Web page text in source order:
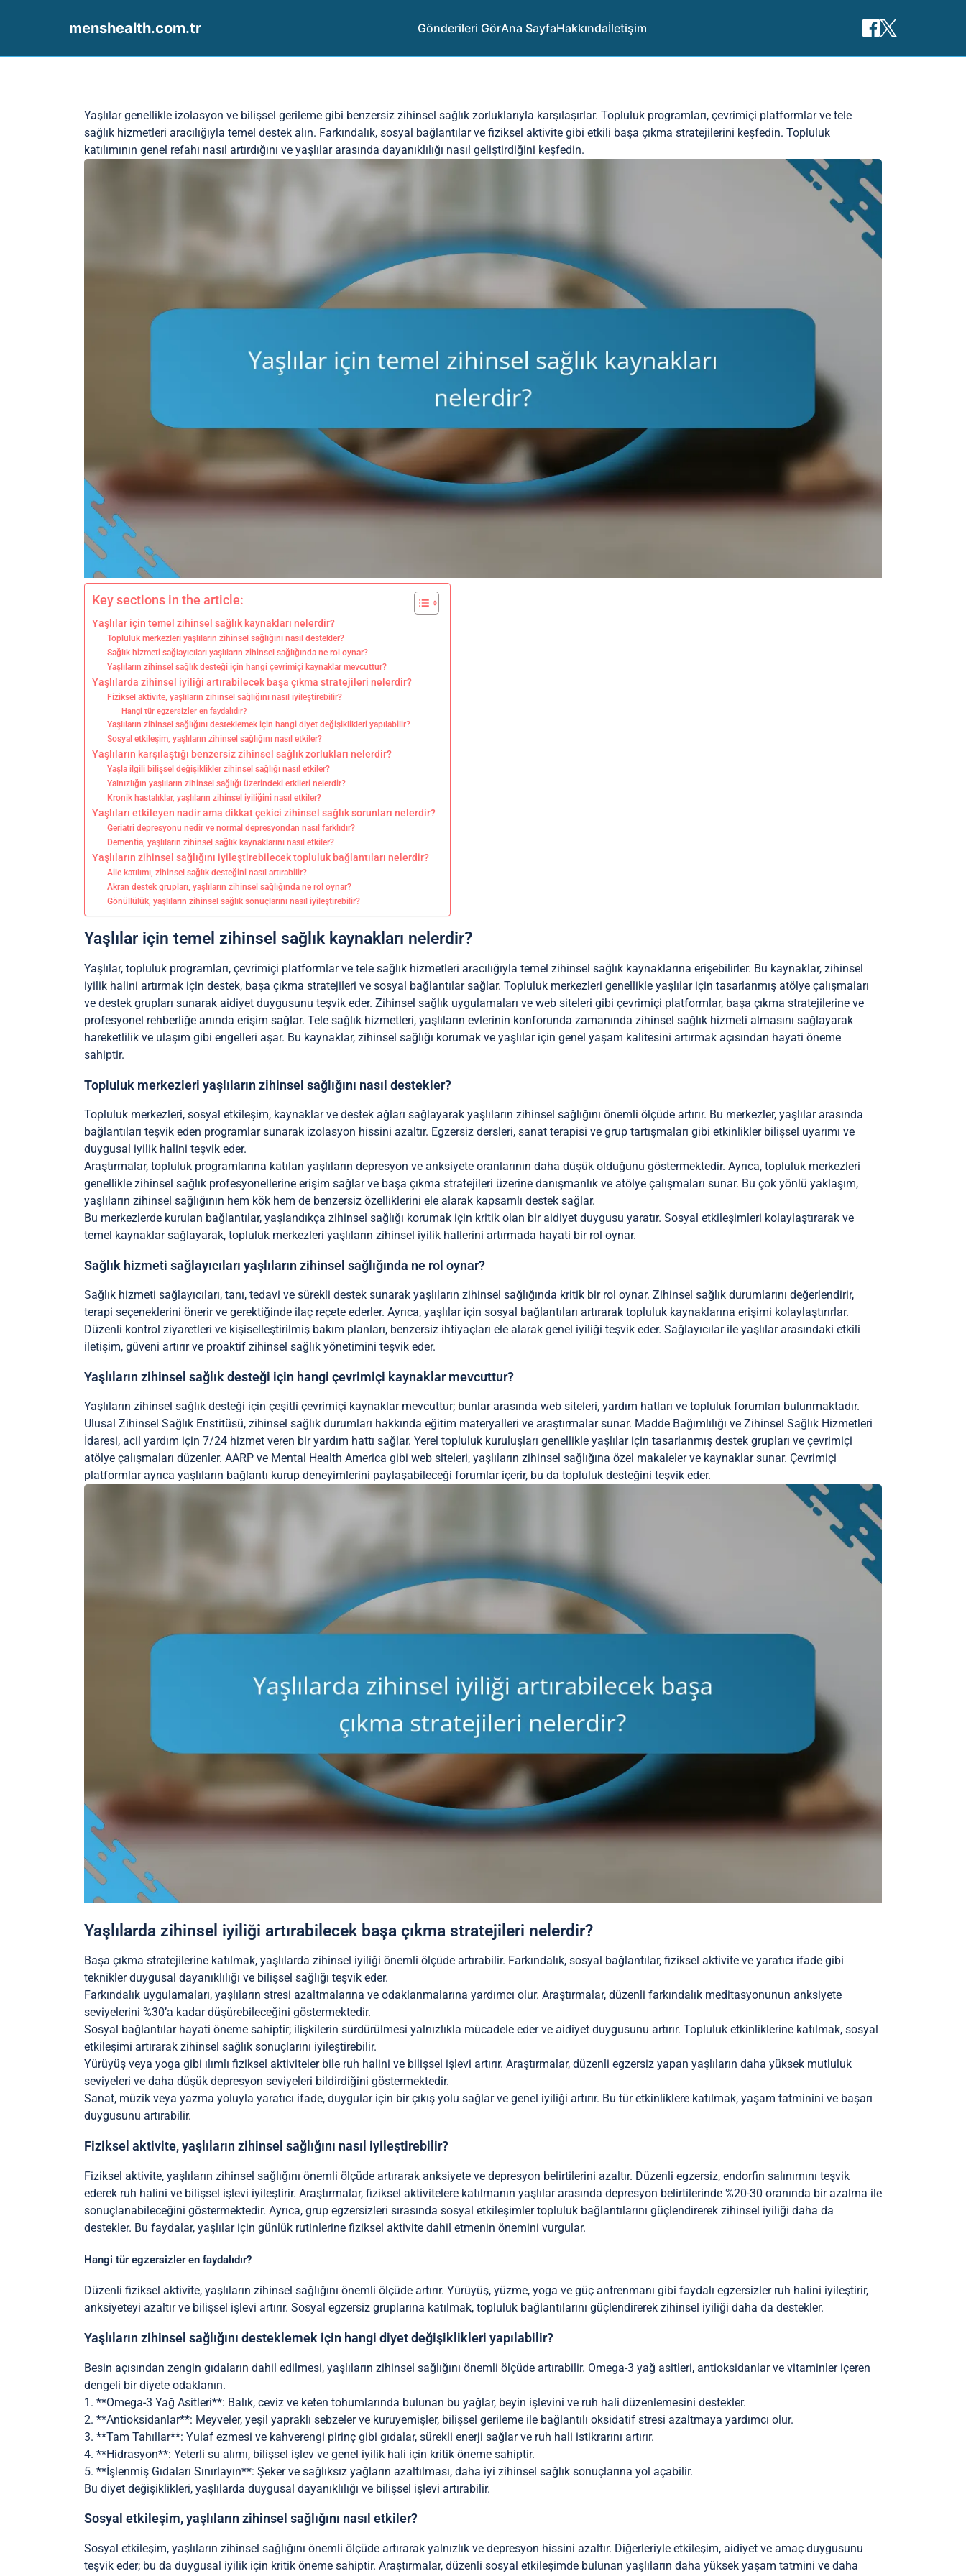
menshealth.com.tr Gönderileri GörAna SayfaHakkındaİletişim
Yaşlılar genellikle izolasyon ve bilişsel gerileme gibi benzersiz zihinsel sağlık zorluklarıyla karşılaşırlar. Topluluk programları, çevrimiçi platformlar ve tele
sağlık hizmetleri aracılığıyla temel destek alın. Farkındalık, sosyal bağlantılar ve fiziksel aktivite gibi etkili başa çıkma stratejilerini keşfedin. Topluluk
katılımının genel refahı nasıl artırdığını ve yaşlılar arasında dayanıklılığı nasıl geliştirdiğini keşfedin.
Key sections in the article:
Yaşlılar için temel zihinsel sağlık kaynakları nelerdir?
Topluluk merkezleri yaşlıların zihinsel sağlığını nasıl destekler?
Sağlık hizmeti sağlayıcıları yaşlıların zihinsel sağlığında ne rol oynar?
Yaşlıların zihinsel sağlık desteği için hangi çevrimiçi kaynaklar mevcuttur?
Yaşlılarda zihinsel iyiliği artırabilecek başa çıkma stratejileri nelerdir?
Fiziksel aktivite, yaşlıların zihinsel sağlığını nasıl iyileştirebilir?
Hangi tür egzersizler en faydalıdır?
Yaşlıların zihinsel sağlığını desteklemek için hangi diyet değişiklikleri yapılabilir?
Sosyal etkileşim, yaşlıların zihinsel sağlığını nasıl etkiler?
Yaşlıların karşılaştığı benzersiz zihinsel sağlık zorlukları nelerdir?
Yaşla ilgili bilişsel değişiklikler zihinsel sağlığı nasıl etkiler?
Yalnızlığın yaşlıların zihinsel sağlığı üzerindeki etkileri nelerdir?
Kronik hastalıklar, yaşlıların zihinsel iyiliğini nasıl etkiler?
Yaşlıları etkileyen nadir ama dikkat çekici zihinsel sağlık sorunları nelerdir?
Geriatri depresyonu nedir ve normal depresyondan nasıl farklıdır?
Dementia, yaşlıların zihinsel sağlık kaynaklarını nasıl etkiler?
Yaşlıların zihinsel sağlığını iyileştirebilecek topluluk bağlantıları nelerdir?
Aile katılımı, zihinsel sağlık desteğini nasıl artırabilir?
Akran destek grupları, yaşlıların zihinsel sağlığında ne rol oynar?
Gönüllülük, yaşlıların zihinsel sağlık sonuçlarını nasıl iyileştirebilir?
Yaşlılar için temel zihinsel sağlık kaynakları nelerdir?
Yaşlılar, topluluk programları, çevrimiçi platformlar ve tele sağlık hizmetleri aracılığıyla temel zihinsel sağlık kaynaklarına erişebilirler. Bu kaynaklar, zihinsel
iyilik halini artırmak için destek, başa çıkma stratejileri ve sosyal bağlantılar sağlar. Topluluk merkezleri genellikle yaşlılar için tasarlanmış atölye çalışmaları
ve destek grupları sunarak aidiyet duygusunu teşvik eder. Zihinsel sağlık uygulamaları ve web siteleri gibi çevrimiçi platformlar, başa çıkma stratejilerine ve
profesyonel rehberliğe anında erişim sağlar. Tele sağlık hizmetleri, yaşlıların evlerinin konforunda zamanında zihinsel sağlık hizmeti almasını sağlayarak
hareketlilik ve ulaşım gibi engelleri aşar. Bu kaynaklar, zihinsel sağlığı korumak ve yaşlılar için genel yaşam kalitesini artırmak açısından hayati öneme
sahiptir.
Topluluk merkezleri yaşlıların zihinsel sağlığını nasıl destekler?
Topluluk merkezleri, sosyal etkileşim, kaynaklar ve destek ağları sağlayarak yaşlıların zihinsel sağlığını önemli ölçüde artırır. Bu merkezler, yaşlılar arasında
bağlantıları teşvik eden programlar sunarak izolasyon hissini azaltır. Egzersiz dersleri, sanat terapisi ve grup tartışmaları gibi etkinlikler bilişsel uyarımı ve
duygusal iyilik halini teşvik eder.
Araştırmalar, topluluk programlarına katılan yaşlıların depresyon ve anksiyete oranlarının daha düşük olduğunu göstermektedir. Ayrıca, topluluk merkezleri
genellikle zihinsel sağlık profesyonellerine erişim sağlar ve başa çıkma stratejileri üzerine danışmanlık ve atölye çalışmaları sunar. Bu çok yönlü yaklaşım,
yaşlıların zihinsel sağlığının hem kök hem de benzersiz özelliklerini ele alarak kapsamlı destek sağlar.
Bu merkezlerde kurulan bağlantılar, yaşlandıkça zihinsel sağlığı korumak için kritik olan bir aidiyet duygusu yaratır. Sosyal etkileşimleri kolaylaştırarak ve
temel kaynaklar sağlayarak, topluluk merkezleri yaşlıların zihinsel iyilik hallerini artırmada hayati bir rol oynar.
Sağlık hizmeti sağlayıcıları yaşlıların zihinsel sağlığında ne rol oynar?
Sağlık hizmeti sağlayıcıları, tanı, tedavi ve sürekli destek sunarak yaşlıların zihinsel sağlığında kritik bir rol oynar. Zihinsel sağlık durumlarını değerlendirir,
terapi seçeneklerini önerir ve gerektiğinde ilaç reçete ederler. Ayrıca, yaşlılar için sosyal bağlantıları artırarak topluluk kaynaklarına erişimi kolaylaştırırlar.
Düzenli kontrol ziyaretleri ve kişiselleştirilmiş bakım planları, benzersiz ihtiyaçları ele alarak genel iyiliği teşvik eder. Sağlayıcılar ile yaşlılar arasındaki etkili
iletişim, güveni artırır ve proaktif zihinsel sağlık yönetimini teşvik eder.
Yaşlıların zihinsel sağlık desteği için hangi çevrimiçi kaynaklar mevcuttur?
Yaşlıların zihinsel sağlık desteği için çeşitli çevrimiçi kaynaklar mevcuttur; bunlar arasında web siteleri, yardım hatları ve topluluk forumları bulunmaktadır.
Ulusal Zihinsel Sağlık Enstitüsü, zihinsel sağlık durumları hakkında eğitim materyalleri ve araştırmalar sunar. Madde Bağımlılığı ve Zihinsel Sağlık Hizmetleri
İdaresi, acil yardım için 7/24 hizmet veren bir yardım hattı sağlar. Yerel topluluk kuruluşları genellikle yaşlılar için tasarlanmış destek grupları ve çevrimiçi
atölye çalışmaları düzenler. AARP ve Mental Health America gibi web siteleri, yaşlıların zihinsel sağlığına özel makaleler ve kaynaklar sunar. Çevrimiçi
platformlar ayrıca yaşlıların bağlantı kurup deneyimlerini paylaşabileceği forumlar içerir, bu da topluluk desteğini teşvik eder.
Yaşlılarda zihinsel iyiliği artırabilecek başa çıkma stratejileri nelerdir?
Başa çıkma stratejilerine katılmak, yaşlılarda zihinsel iyiliği önemli ölçüde artırabilir. Farkındalık, sosyal bağlantılar, fiziksel aktivite ve yaratıcı ifade gibi
teknikler duygusal dayanıklılığı ve bilişsel sağlığı teşvik eder.
Farkındalık uygulamaları, yaşlıların stresi azaltmalarına ve odaklanmalarına yardımcı olur. Araştırmalar, düzenli farkındalık meditasyonunun anksiyete
seviyelerini %30’a kadar düşürebileceğini göstermektedir.
Sosyal bağlantılar hayati öneme sahiptir; ilişkilerin sürdürülmesi yalnızlıkla mücadele eder ve aidiyet duygusunu artırır. Topluluk etkinliklerine katılmak, sosyal
etkileşimi artırarak zihinsel sağlık sonuçlarını iyileştirebilir.
Yürüyüş veya yoga gibi ılımlı fiziksel aktiviteler bile ruh halini ve bilişsel işlevi artırır. Araştırmalar, düzenli egzersiz yapan yaşlıların daha yüksek mutluluk
seviyeleri ve daha düşük depresyon seviyeleri bildirdiğini göstermektedir.
Sanat, müzik veya yazma yoluyla yaratıcı ifade, duygular için bir çıkış yolu sağlar ve genel iyiliği artırır. Bu tür etkinliklere katılmak, yaşam tatminini ve başarı
duygusunu artırabilir.
Fiziksel aktivite, yaşlıların zihinsel sağlığını nasıl iyileştirebilir?
Fiziksel aktivite, yaşlıların zihinsel sağlığını önemli ölçüde artırarak anksiyete ve depresyon belirtilerini azaltır. Düzenli egzersiz, endorfin salınımını teşvik
ederek ruh halini ve bilişsel işlevi iyileştirir. Araştırmalar, fiziksel aktivitelere katılmanın yaşlılar arasında depresyon belirtilerinde %20-30 oranında bir azalma ile
sonuçlanabileceğini göstermektedir. Ayrıca, grup egzersizleri sırasında sosyal etkileşimler topluluk bağlantılarını güçlendirerek zihinsel iyiliği daha da
destekler. Bu faydalar, yaşlılar için günlük rutinlerine fiziksel aktivite dahil etmenin önemini vurgular.
Hangi tür egzersizler en faydalıdır?
Düzenli fiziksel aktivite, yaşlıların zihinsel sağlığını önemli ölçüde artırır. Yürüyüş, yüzme, yoga ve güç antrenmanı gibi faydalı egzersizler ruh halini iyileştirir,
anksiyeteyi azaltır ve bilişsel işlevi artırır. Sosyal egzersiz gruplarına katılmak, topluluk bağlantılarını güçlendirerek zihinsel iyiliği daha da destekler.
Yaşlıların zihinsel sağlığını desteklemek için hangi diyet değişiklikleri yapılabilir?
Besin açısından zengin gıdaların dahil edilmesi, yaşlıların zihinsel sağlığını önemli ölçüde artırabilir. Omega-3 yağ asitleri, antioksidanlar ve vitaminler içeren
dengeli bir diyete odaklanın.
1. **Omega-3 Yağ Asitleri**: Balık, ceviz ve keten tohumlarında bulunan bu yağlar, beyin işlevini ve ruh hali düzenlemesini destekler.
2. **Antioksidanlar**: Meyveler, yeşil yapraklı sebzeler ve kuruyemişler, bilişsel gerileme ile bağlantılı oksidatif stresi azaltmaya yardımcı olur.
3. **Tam Tahıllar**: Yulaf ezmesi ve kahverengi pirinç gibi gıdalar, sürekli enerji sağlar ve ruh hali istikrarını artırır.
4. **Hidrasyon**: Yeterli su alımı, bilişsel işlev ve genel iyilik hali için kritik öneme sahiptir.
5. **İşlenmiş Gıdaları Sınırlayın**: Şeker ve sağlıksız yağların azaltılması, daha iyi zihinsel sağlık sonuçlarına yol açabilir.
Bu diyet değişiklikleri, yaşlılarda duygusal dayanıklılığı ve bilişsel işlevi artırabilir.
Sosyal etkileşim, yaşlıların zihinsel sağlığını nasıl etkiler?
Sosyal etkileşim, yaşlıların zihinsel sağlığını önemli ölçüde artırarak yalnızlık ve depresyon hissini azaltır. Diğerleriyle etkileşim, aidiyet ve amaç duygusunu
teşvik eder; bu da duygusal iyilik için kritik öneme sahiptir. Araştırmalar, düzenli sosyal etkileşimde bulunan yaşlıların daha yüksek yaşam tatmini ve daha